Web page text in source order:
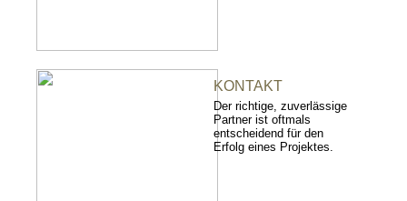
KONTAKT
Der richtige, zuverlässige
Partner ist oftmals
entscheidend für den
Erfolg eines Projektes.